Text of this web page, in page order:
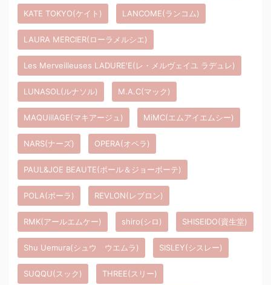
KATE TOKYO(ケイト) LANCOME(ランコム)
LAURA MERCIER(ローラメルシエ)
Les Merveilleuses LADURE'E(レ・メルヴェイユ ラデュレ)
LUNASOL(ルナソル) M.A.C(マック)
MAQUillAGE(マキアージュ) MiMC(エムアイエムシー)
NARS(ナーズ) OPERA(オペラ)
PAUL&JOE BEAUTE(ポール＆ジョーボーテ)
POLA(ポーラ) REVLON(レブロン)
RMK(アールエムケー) shiro(シロ) SHISEIDO(資生堂)
Shu Uemura(シュウ ウエムラ) SISLEY(シスレー)
SUQQU(スック) THREE(スリー)